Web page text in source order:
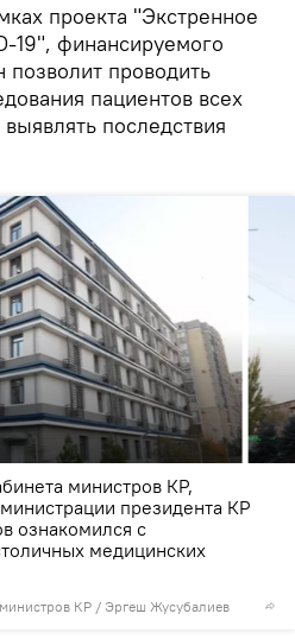
проекта "Экстренное
19", финансируемого
проводить
пациентов всех
последствия
КР / Эргеш Жусубалиев
министров КР,
президента КР
ознакомился с
медицинских